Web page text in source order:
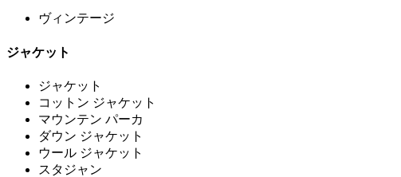
ヴィンテージ
ジャケット
ジャケット
コットン ジャケット
マウンテン パーカ
ダウン ジャケット
ウール ジャケット
スタジャン